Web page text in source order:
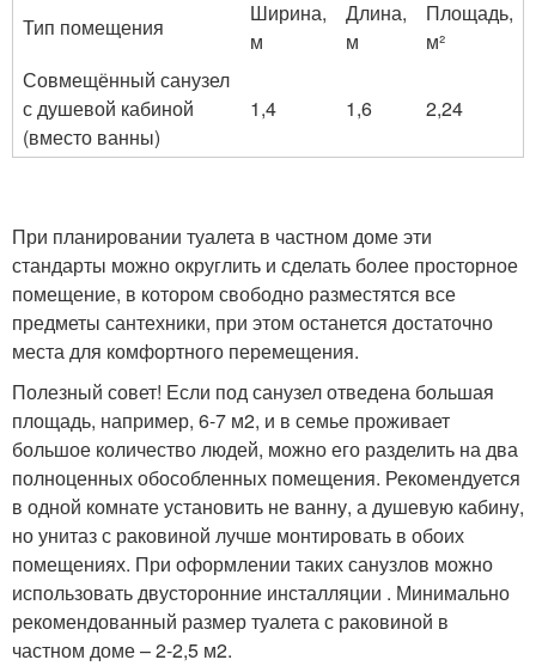
Тип помещения
Ширина,
м
Длина,
м
Площадь,
м²
Совмещённый санузел
с душевой кабиной
(вместо ванны)
1,4 1,6 2,24
При планировании туалета в частном доме эти
стандарты можно округлить и сделать более просторное
помещение, в котором свободно разместятся все
предметы сантехники, при этом останется достаточно
места для комфортного перемещения.
Полезный совет! Если под санузел отведена большая
площадь, например, 6-7 м2, и в семье проживает
большое количество людей, можно его разделить на два
полноценных обособленных помещения. Рекомендуется
в одной комнате установить не ванну, а душевую кабину,
но унитаз с раковиной лучше монтировать в обоих
помещениях. При оформлении таких санузлов можно
использовать двусторонние инсталляции . Минимально
рекомендованный размер туалета с раковиной в
частном доме – 2-2,5 м2.